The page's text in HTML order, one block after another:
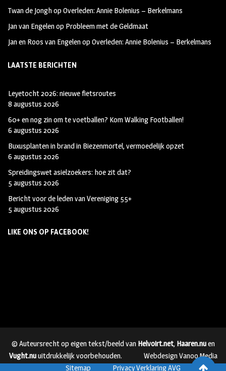
Twan de JonghopOverleden: Annie Bolenius – Berkelmans
Jan van Engelenop Probleem met de Geldmaat
Jan en Roos van EngelenopOverleden: Annie Bolenius – Berkelmans
LAATSTE BERICHTEN
Leyetocht 2026: nieuwe fietsroutes
8 augustus 2026
60+ en nog zin om te voetballen? Kom Walking Footballen!
6 augustus 2026
Buxusplanten in brand in Biezenmortel, vermoedelijk opzet
6 augustus 2026
Spreidingswet asielzoekers: hoe zit dat?
5 augustus 2026
Bericht voor de leden van Vereniging 55+
5 augustus 2026
LIKE ONS OP FACEBOOK!
© Auteursrecht op eigen tekst/beeld van Helvoirt.net, Haaren.nuen
Vught.nuuitdrukkelijk voorbehouden.
Webdesign Vanoo Media
Sitemap
Privacy Verklaring AVG